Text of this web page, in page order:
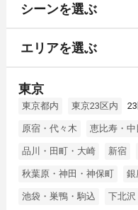
シーンを選ぶ
エリアを選ぶ
東京
東京都内 東京23区内
原宿・代々木 恵比寿・
品川・田町・大崎 新宿
秋葉原・神田・神保町 銀
池袋・巣鴨・駒込 下北